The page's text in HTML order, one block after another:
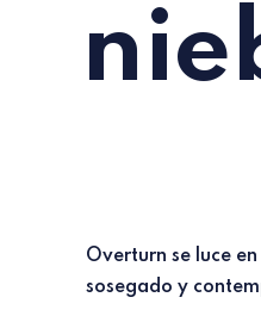
Overturn se luce
sosegado y
fluye entre el dub